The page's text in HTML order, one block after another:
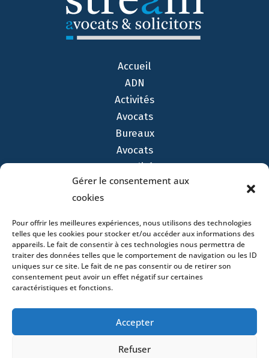
Gérer le consentement aux
cookies
Pour offrir les meilleures expériences, nous utilisons des technologies
telles que les cookies pour stocker et/ou accéder aux informations des
appareils. Le fait de consentir à ces technologies nous permettra de
traiter des données telles que le comportement de navigation ou les ID
uniques sur ce site. Le fait de ne pas consentir ou de retirer son
consentement peut avoir un effet négatif sur certaines
caractéristiques et fonctions.
Accepter
Refuser
Accueil
ADN
Activités
Avocats
Bureaux
Avocats
Actualités
Contact
- 4 square Édouard VII – 75009 Paris – France –
+33 (0)1 53 76 91 00
- 15 quai Lamandé –
76600 Le Havre – France –+33 (0)2 35 22 18 88
3 boulevard de Louvain – 13008 Marseille – France –
+33 (0)4 86 68 49 14
- 148 rue Sainte-
Catherine – 33000 Bordeaux – France -
+33 (0)5 40 25 69 11
- Rue de Chantepoulet 10 -
1201 Genève – Suisse - +33 (0)1 53 76 91 00